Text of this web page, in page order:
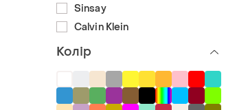
Sinsay
Calvin Klein
Колір